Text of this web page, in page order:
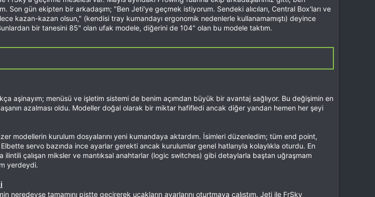
Son gün ekipten bir arkadaşım; "Ben Jeti'ye geçmek istiyorum. Sendeki alıcıları, Central Box'ları ve
kazan-kazan olsun," (kendisi tray kumandayı ergonomik nedenlerle kullanamamıştı) deyince
bir tanesini 85" olan ufak modele, diğerini de 104" olan bu modele taktım.
aşinayım; menüsü ve işletim sistemi de benim açımdan büyük bir avantaj sağlıyor. Bu değişimin en
azalması oldu. Modeller doğal olarak bir miktar hafifledi ancak diğer yandan hemen her şeyi
modellerin kurulum dosyalarını yeni kumandaya aktardım. İsimleri düzenledim; tüm end point,
Elbette servo bazında ince ayarlar gerekti ancak kurulumlar genel hatlarıyla kolaylıkla oturdu. En
ilintili çalışan miksler ve mantıksal anahtarlar (logic switches) gibi detaylarla baştan uğraşmam
yerdeydi.
neredeyse tamamını pistte geçirerek uçakların ayarlarını oturtmaya çalıştım. Jeti ile FrSky